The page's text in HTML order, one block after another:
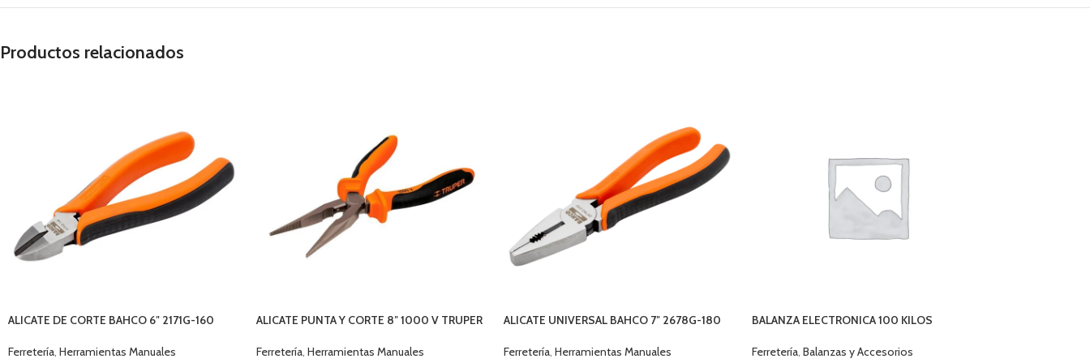
Productos relacionados
ALICATE DE CORTE BAHCO 6″ 2171G-160
Ferretería Herramientas Manuales
ALICATE PUNTA Y CORTE 8″ 1000 V TRUPER
Ferretería, Herramientas Manuales
ALICATE UNIVERSAL BAHCO 7″ 2678G-180
Ferretería Herramientas Manuales
BALANZA ELECTRONICA 100 KILOS
Ferretería, Balanzas y Accesorios